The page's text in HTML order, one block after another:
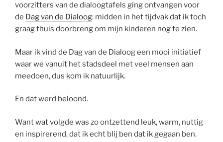
voorzitters van de dialoogtafels ging ontvangen voor
de Dag van de Dialoog: midden in het tijdvak dat ik toch
graag thuis doorbreng om mijn kinderen nog te zien.
Maar ik vind de Dag van de Dialoog een mooi initiatief
waar we vanuit het stadsdeel met veel mensen aan
meedoen, dus kom ik natuurlijk.
En dat werd beloond.
Want wat volgde was zo ontzettend leuk, warm, nuttig
en inspirerend, dat ik echt blij ben dat ik gegaan ben.